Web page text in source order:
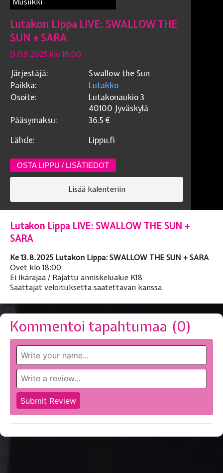
Musiikki
Lutakon Lippa LIVE: SWALLOW THE
SUN + SARA
13.08.2025 klo 18:00
Järjestäjä:
Swallow the Sun
Paikka:
Lutakko
Osoite:
Lutakonaukio 3
40100 Jyväskylä
Pääsymaksu:
36.5 €
Lähde:
Lippu.fi
OSTA LIPPU / LISÄTIEDOT
Lisää kalenteriin
Lutakon Lippa LIVE: SWALLOW THE SUN +
SARA
Ke 13.8.2025 Lutakon Lippa: SWALLOW THE SUN + SARA
Ovet klo 18:00
Ei ikärajaa / Rajattu anniskelualue K18
Saattajat veloituksetta saatettavan kanssa.
Kommentoi tapahtumaa (0)